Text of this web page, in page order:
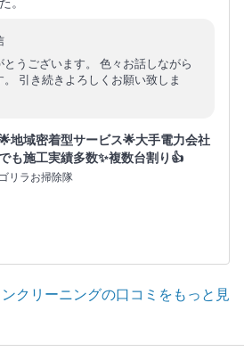
。
うございます。 色々お話しながら
引き続きよろしくお願い致しま
地域密着型サービス🌟大手電力会社
も施工実績多数✨複数台割り👍
ゴリラお掃除隊
クリーニングの口コミをもっと見